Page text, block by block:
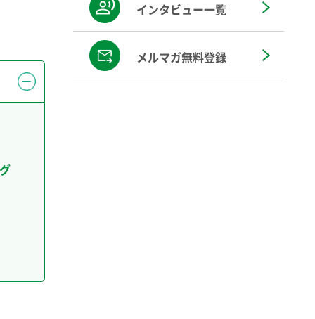
インタビュー一覧
メルマガ無料登録